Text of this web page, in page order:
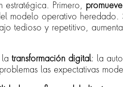
estratégica. Primero,
modelo operativo heredado.
tedioso y repetitivo,
la transformación digital: la
las expectativas